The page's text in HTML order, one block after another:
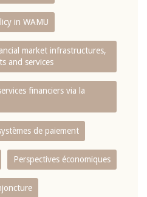
in WAMU
market infrastructures,
and services
financiers via la
de paiement
Perspectives économiques